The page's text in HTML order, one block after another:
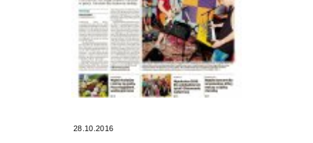
28.10.2016